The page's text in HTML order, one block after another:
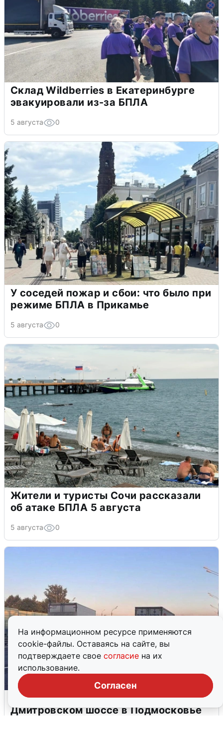
На информационном ресурсе применяются
cookie-файлы. Оставаясь на сайте, вы
подтверждаете свое согласие на их
использование.
Согласен
Склад Wildberries в Екатеринбурге
эвакуировали из-за БПЛА
5 августа 0
У соседей пожар и сбои: что было при
режиме БПЛА в Прикамье
5 августа 0
Жители и туристы Сочи рассказали
об атаке БПЛА 5 августа
5 августа 0
Пять машин столкнулись на
Дмитровском шоссе в Подмосковье